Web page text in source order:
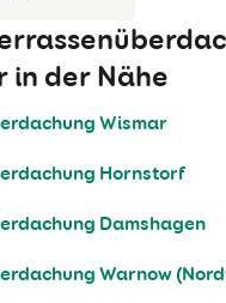
in der Nähe
Wismar
Hornstorf
Damshagen
Warnow